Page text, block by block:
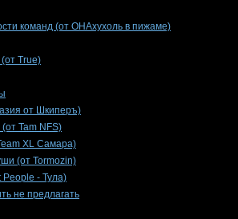
команд (от ОНАхухоль в пижаме)
True)
от Шкиперъ)
(от Tam NFS)
XL Самара)
(от Tormozin)
- Тула)
не предлагать